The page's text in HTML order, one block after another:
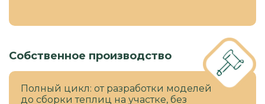
Собственное производство
Полный цикл: от разработки моделей
до сборки теплиц на участке, без